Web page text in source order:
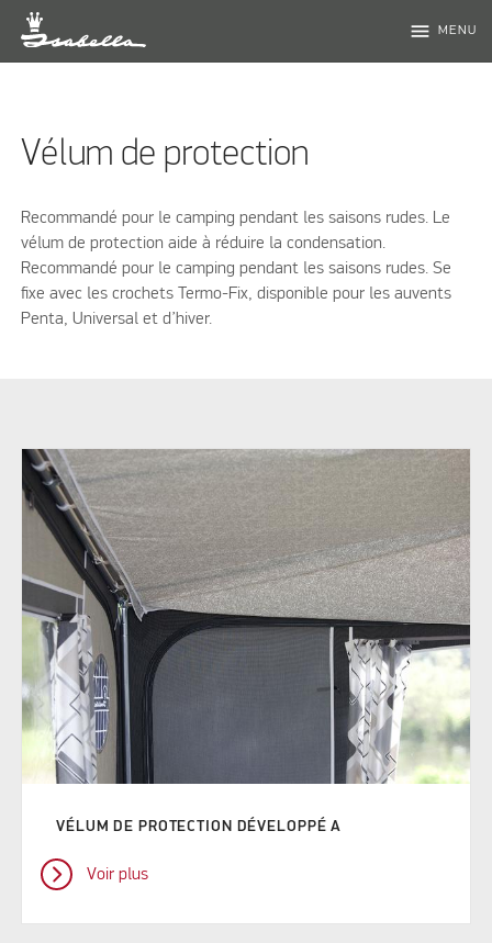
menu MENU
Vélum de protection
Recommandé pour le camping pendant les saisons rudes. Le
vélum de protection aide à réduire la condensation.
Recommandé pour le camping pendant les saisons rudes. Se
fixe avec les crochets Termo-Fix, disponible pour les auvents
Penta, Universal et d’hiver.
VÉLUM DE PROTECTION DÉVELOPPÉ A
Voir plus